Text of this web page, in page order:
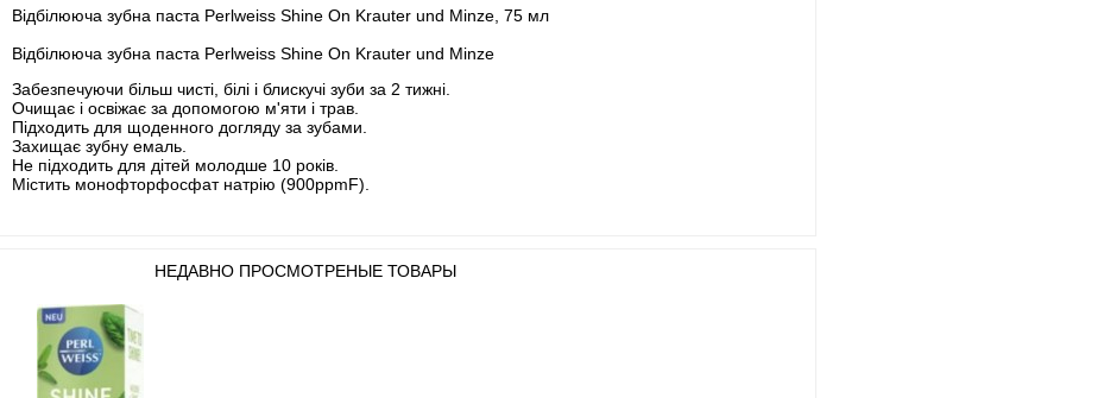
Відбілююча зубна паста Perlweiss Shine On Krauter und Minze, 75 мл
Відбілююча зубна паста Perlweiss Shine On Krauter und Minze
Забезпечуючи більш чисті, білі і блискучі зуби за 2 тижні.
Очищає і освіжає за допомогою м'яти і трав.
Підходить для щоденного догляду за зубами.
Захищає зубну емаль.
Не підходить для дітей молодше 10 років.
Містить монофторфосфат натрію (900ppmF).
НЕДАВНО ПРОСМОТРЕНЫЕ ТОВАРЫ